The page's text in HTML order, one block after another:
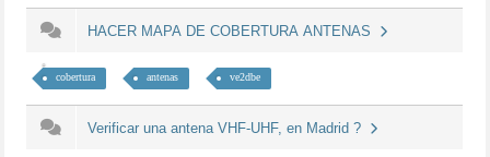
HACER MAPA DE COBERTURA ANTENAS
cobertura antenas ve2dbe
Verificar una antena VHF-UHF, en Madrid ?